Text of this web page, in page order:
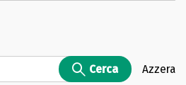
Cerca Azzera